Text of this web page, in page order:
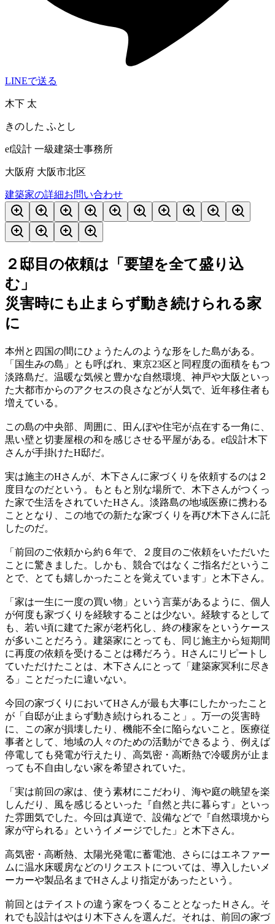
LINEで送る
木下 太
きのした ふとし
ef設計 一級建築士事務所
大阪府 大阪市北区
建築家の詳細お問い合わせ
２邸目の依頼は「要望を全て盛り込
む」
災害時にも止まらず動き続けられる家
に
本州と四国の間にひょうたんのような形をした島がある。
「国生みの島」とも呼ばれ、東京23区と同程度の面積をもつ
淡路島だ。温暖な気候と豊かな自然環境、神戸や大阪といっ
た大都市からのアクセスの良さなどが人気で、近年移住者も
増えている。
この島の中央部、周囲に、田んぼや住宅が点在する一角に、
黒い壁と切妻屋根の和を感じさせる平屋がある。ef設計木下
さんが手掛けたH邸だ。
実は施主のHさんが、木下さんに家づくりを依頼するのは２
度目なのだという。もともと別な場所で、木下さんがつくっ
た家で生活をされていたHさん。淡路島の地域医療に携わる
こととなり、この地での新たな家づくりを再び木下さんに託
したのだ。
「前回のご依頼から約６年で、２度目のご依頼をいただいた
ことに驚きました。しかも、競合ではなくご指名だというこ
とで、とても嬉しかったことを覚えています」と木下さん。
「家は一生に一度の買い物」という言葉があるように、個人
が何度も家づくりを経験することは少ない。経験するとして
も、若い頃に建てた家が老朽化し、終の棲家をというケース
が多いことだろう。建築家にとっても、同じ施主から短期間
に再度の依頼を受けることは稀だろう。Hさんにリピートし
ていただけたことは、木下さんにとって「建築家冥利に尽き
る」ことだったに違いない。
今回の家づくりにおいてHさんが最も大事にしたかったこと
が「自邸が止まらず動き続けられること」。万一の災害時
に、この家が損壊したり、機能不全に陥らないこと。医療従
事者として、地域の人々のための活動ができるよう、例えば
停電しても発電が行えたり、高気密・高断熱で冷暖房が止ま
っても不自由しない家を希望されていた。
「実は前回の家は、使う素材にこだわり、海や庭の眺望を楽
しんだり、風を感じるといった『自然と共に暮らす』といっ
た雰囲気でした。今回は真逆で、設備などで『自然環境から
家が守られる』というイメージでした」と木下さん。
高気密・高断熱、太陽光発電に蓄電池、さらにはエネファー
ムに温水床暖房などのリクエストについては、導入したいメ
ーカーや製品名までHさんより指定があったという。
前回とはテイストの違う家をつくることとなったＨさん。そ
れでも設計はやはり木下さんを選んだ。それは、前回の家づ